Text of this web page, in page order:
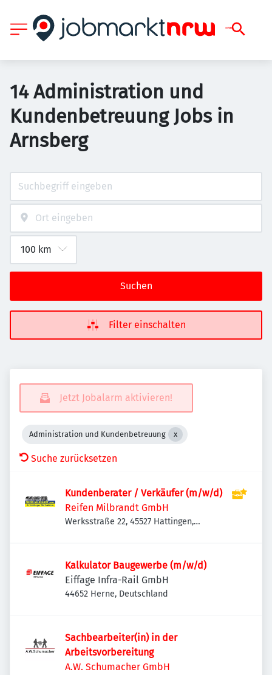
14 Administration und
Kundenbetreuung Jobs in
Arnsberg
Suchen
Filter einschalten
Jetzt Jobalarm aktivieren!
Administration und Kundenbetreuung
Suche zurücksetzen
Kundenberater / Verkäufer (m/w/d)
Reifen Milbrandt GmbH
Werksstraße 22, 45527 Hattingen,
Kalkulator Baugewerbe (m/w/d)
Eiffage Infra-Rail GmbH
44652 Herne, Deutschland
Sachbearbeiter(in) in der
Arbeitsvorbereitung
A.W. Schumacher GmbH